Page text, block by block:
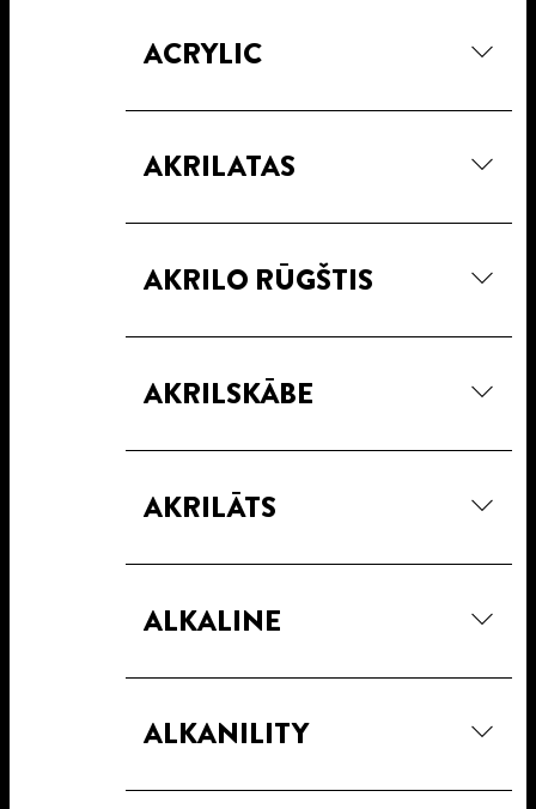
ACRYLIC
AKRILATAS
AKRILO RŪGŠTIS
AKRILSKĀBE
AKRILĀTS
ALKALINE
ALKANILITY